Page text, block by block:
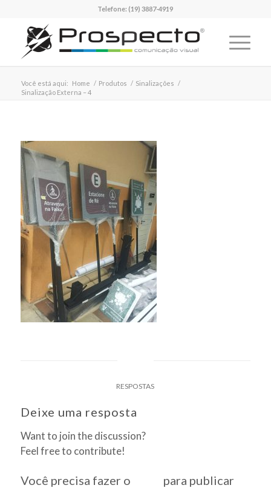
Telefone:(19) 3887-4919
Você está aqui: Home / Produtos / Sinalizações /
Sinalização Externa – 4
RESPOSTAS
Deixe uma resposta
Want to join the discussion?
Feel free to contribute!
Você precisa fazer o
para publicar